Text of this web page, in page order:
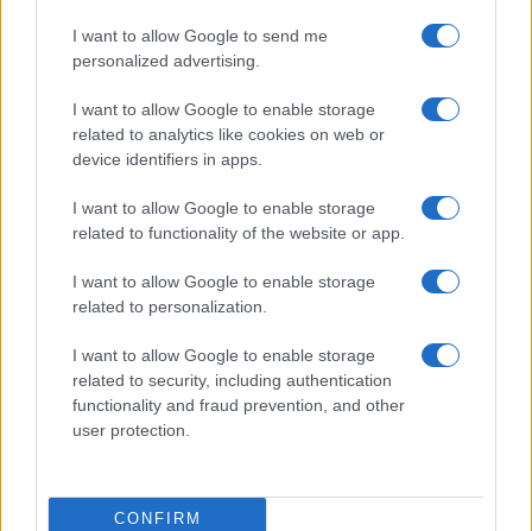
I want to allow Google to send me
personalized advertising.
I want to allow Google to enable storage
related to analytics like cookies on web or
device identifiers in apps.
I want to allow Google to enable storage
related to functionality of the website or app.
I want to allow Google to enable storage
related to personalization.
I want to allow Google to enable storage
related to security, including authentication
functionality and fraud prevention, and other
user protection.
CONFIRM